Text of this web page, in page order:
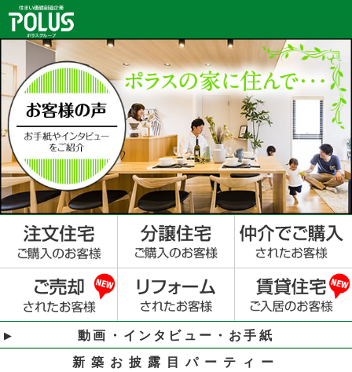
動画・インタビュー・お手紙
新築お披露目パーティー